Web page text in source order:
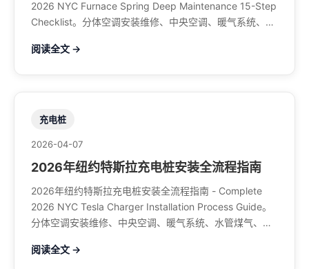
2026 NYC Furnace Spring Deep Maintenance 15-Step
Checklist。分体空调安装维修、中央空调、暖气系统、水
8979
阅读全文 →
充电桩
2026-04-07
2026年纽约特斯拉充电桩安装全流程指南
2026年纽约特斯拉充电桩安装全流程指南 - Complete
2026 NYC Tesla Charger Installation Process Guide。
分体空调安装维修、中央空调、暖气系统、水管煤气、餐
阅读全文 →